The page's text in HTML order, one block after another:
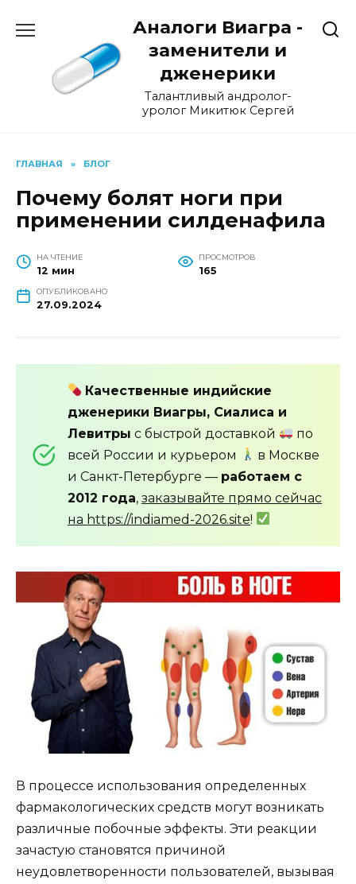
Аналоги Виагра -
заменители и
дженерики
Талантливый андролог-
уролог Микитюк Сергей
ГЛАВНАЯ » БЛОГ
Почему болят ноги при
применении силденафила
НА ЧТЕНИЕ
12 мин
ПРОСМОТРОВ
165
ОПУБЛИКОВАНО
27.09.2024
Качественные индийские
дженерики Виагры, Сиалиса и
Левитры с быстрой доставкой
по
всей России и курьером
в Москве
и Санкт-Петербурге — работаем с
2012 года, заказывайте прямо сейчас
на https://indiamed-2026.site!
В процессе использования определенных
фармакологических средств могут возникать
различные побочные эффекты. Эти реакции
зачастую становятся причиной
неудовлетворенности пользователей, вызывая